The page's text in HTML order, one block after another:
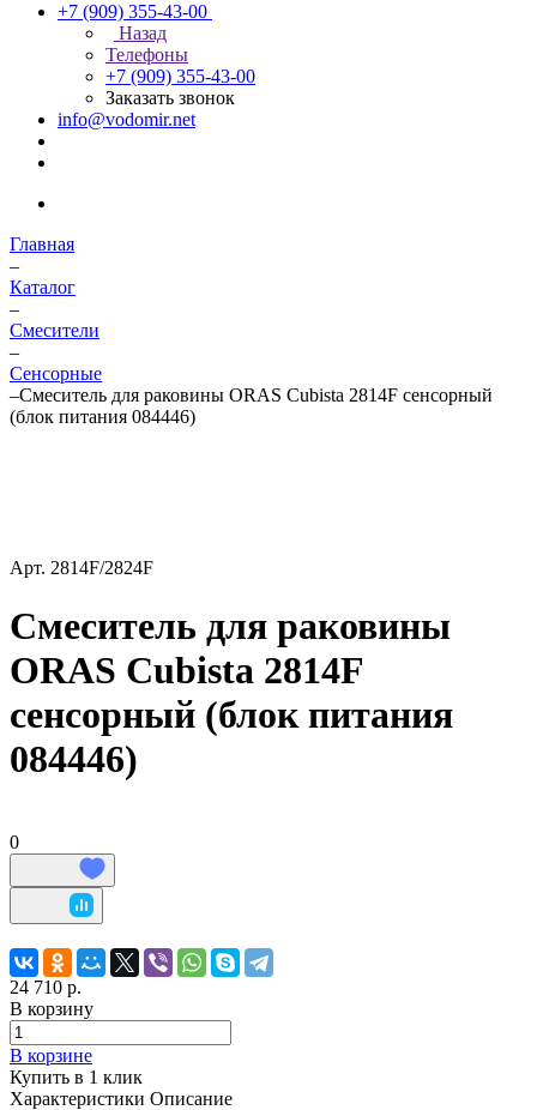
+7 (909) 355-43-00
Назад
Телефоны
+7 (909) 355-43-00
Заказать звонок
info@vodomir.net
Главная
–
Каталог
–
Смесители
–
Сенсорные
–Смеситель для раковины ORAS Cubista 2814F сенсорный
(блок питания 084446)
Арт. 2814F/2824F
Смеситель для раковины
ORAS Cubista 2814F
сенсорный (блок питания
084446)
0
24 710 р.
В корзину
В корзине
Купить в 1 клик
Характеристики Описание